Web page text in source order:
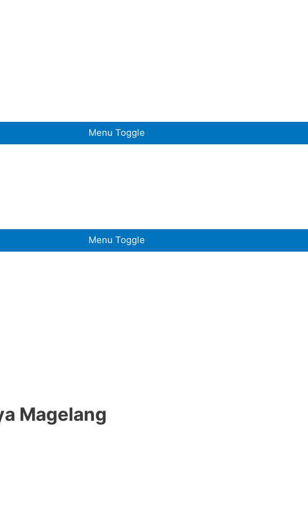
Menu Toggle
Menu Toggle
Magelang